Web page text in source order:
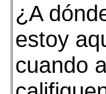
¿A
estoy
cuando